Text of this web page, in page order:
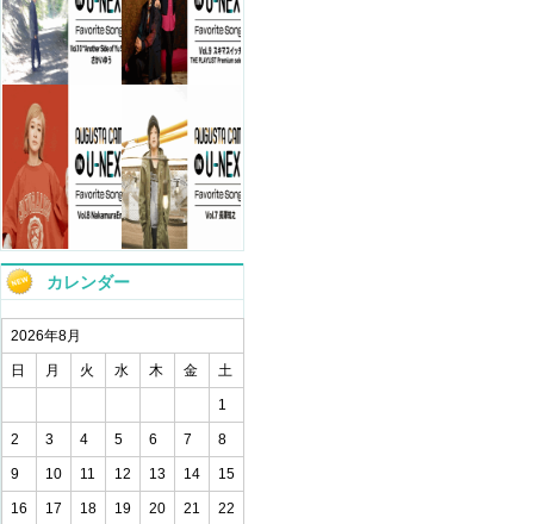
カレンダー
2026年8月
日 月 火 水 木 金 土
1
2 3 4 5 6 7 8
9 10 11 12 13 14 15
16 17 18 19 20 21 22